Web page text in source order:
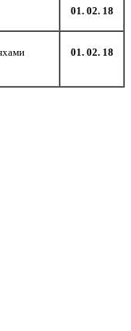
01. 02. 18
01. 02. 18